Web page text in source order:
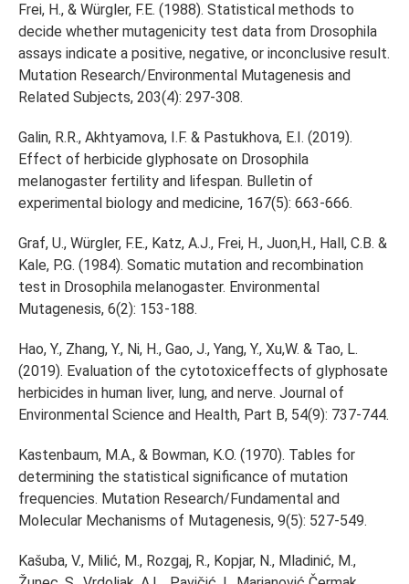
Frei, H., & Würgler, F.E. (1988). Statistical methods to
decide whether mutagenicity test data from Drosophila
assays indicate a positive, negative, or inconclusive result.
Mutation Research/Environmental Mutagenesis and
Related Subjects, 203(4): 297-308.
Galin, R.R., Akhtyamova, I.F. & Pastukhova, E.I. (2019).
Effect of herbicide glyphosate on Drosophila
melanogaster fertility and lifespan. Bulletin of
experimental biology and medicine, 167(5): 663-666.
Graf, U., Würgler, F.E., Katz, A.J., Frei, H., Juon,H., Hall, C.B. &
Kale, P.G. (1984). Somatic mutation and recombination
test in Drosophila melanogaster. Environmental
Mutagenesis, 6(2): 153-188.
Hao, Y., Zhang, Y., Ni, H., Gao, J., Yang, Y., Xu,W. & Tao, L.
(2019). Evaluation of the cytotoxiceffects of glyphosate
herbicides in human liver, lung, and nerve. Journal of
Environmental Science and Health, Part B, 54(9): 737-744.
Kastenbaum, M.A., & Bowman, K.O. (1970). Tables for
determining the statistical significance of mutation
frequencies. Mutation Research/Fundamental and
Molecular Mechanisms of Mutagenesis, 9(5): 527-549.
Kašuba, V., Milić, M., Rozgaj, R., Kopjar, N., Mladinić, M.,